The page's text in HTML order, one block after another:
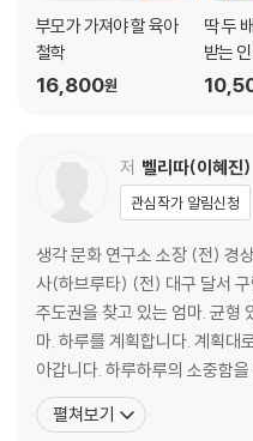
부모가 가져야 할 육아
철학
16,800원
딱 두
받는
저 벨리따(이혜진)
관심작가 알림신청
생각 문화 연구소 소장 (전) 경
사(하브루타) (전) 대구 달서 구립도
주도권을 찾고 있는 엄마. 균형 있는 하루를 보내기 위해 시도하는 엄
마. 하루를 계획합니다. 계획대로 보내려 노력합니다. 목표를 향해 살
아갑니다. 하루하루의 소중함을 알아갑니다. 엄마인 나의 시간을 잘
보낼 방법을 고민합니다. 어제보다 좀 더 나은 내가 되기 위해 노력합
니다. 저서로는 『나는 나를 사랑해서 책을 쓰기로 했다』(공저), 전자
펼쳐보기